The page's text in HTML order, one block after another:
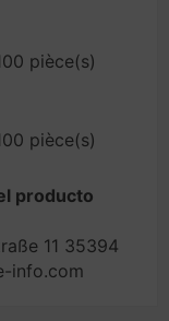
pièce(s)
pièce(s)
producto
11 35394
info.com